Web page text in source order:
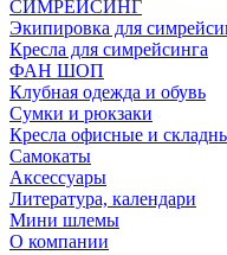
СИМРЕЙСИНГ
Экипировка для
Кресла для симрейсинга
ФАН ШОП
Клубная одежда и обувь
Сумки и рюкзаки
Кресла офисные и
Самокаты
Аксессуары
Литература, календари
Мини шлемы
О компании